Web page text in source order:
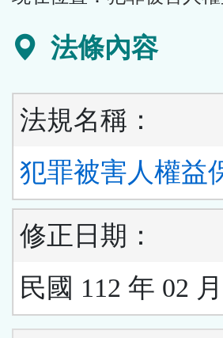
法條內容
法規名稱：
犯罪被害人權益
修正日期：
民國 112 年 02